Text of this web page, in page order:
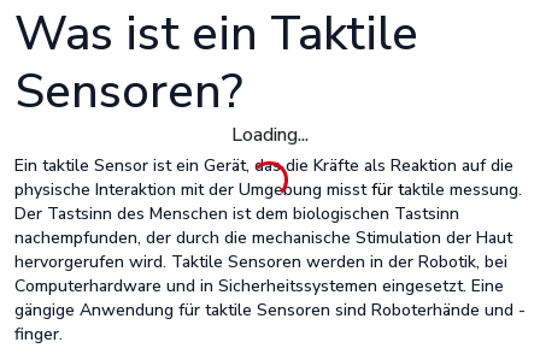
Loading...
Was ist ein Taktile
Sensoren?
Ein taktile Sensor ist ein Gerät, das die Kräfte als Reaktion auf die
physische Interaktion mit der Umgebung misstfür taktile messung.
Der Tastsinn des Menschen ist dem biologischen Tastsinn
nachempfunden, der durch die mechanische Stimulation der Haut
hervorgerufen wird. Taktile Sensoren werden in der Robotik, bei
Computerhardware und in Sicherheitssystemen eingesetzt. Eine
gängige Anwendung für taktile Sensoren sind Roboterhände und -
finger.